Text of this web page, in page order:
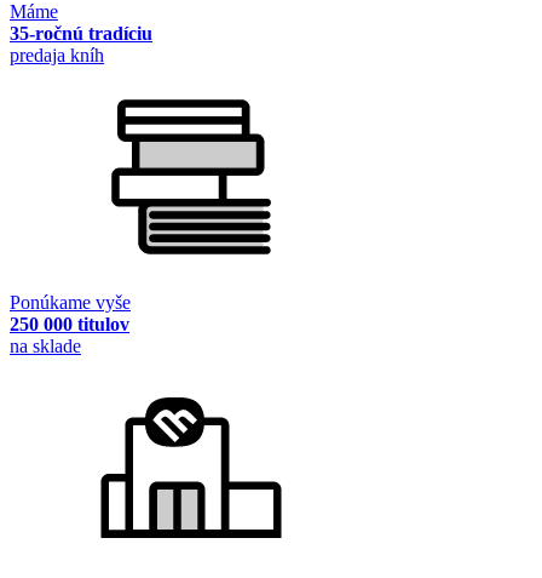
Máme
35-ročnú tradíciu
predaja kníh
Ponúkame vyše
250 000 titulov
na sklade